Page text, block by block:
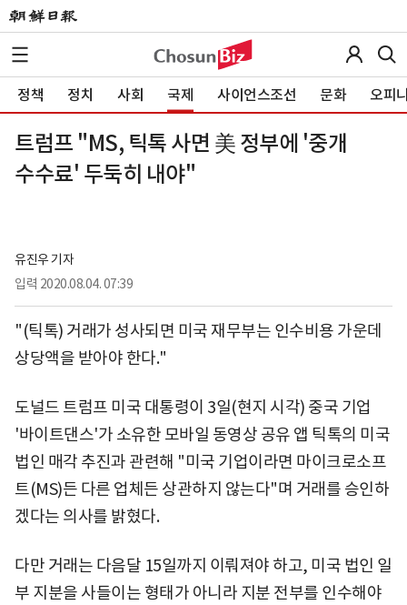
정책 정치 사회 국제 사이언스조선 문화 오피
트럼프 "MS, 틱톡 사면 美 정부에 '중개
수수료' 두둑히 내야"
유진우 기자
입력 2020.08.04. 07:39
"(틱톡) 거래가 성사되면 미국 재무부는 인수비용 가운데
상당액을 받아야 한다."
도널드 트럼프 미국 대통령이 3일(현지 시각) 중국 기업
'바이트댄스'가 소유한 모바일 동영상 공유 앱 틱톡의 미국
법인 매각 추진과 관련해 "미국 기업이라면 마이크로소프
트(MS)든 다른 업체든 상관하지 않는다"며 거래를 승인하
겠다는 의사를 밝혔다.
다만 거래는 다음달 15일까지 이뤄져야 하고, 미국 법인 일
부 지분을 사들이는 형태가 아니라 지분 전부를 인수해야